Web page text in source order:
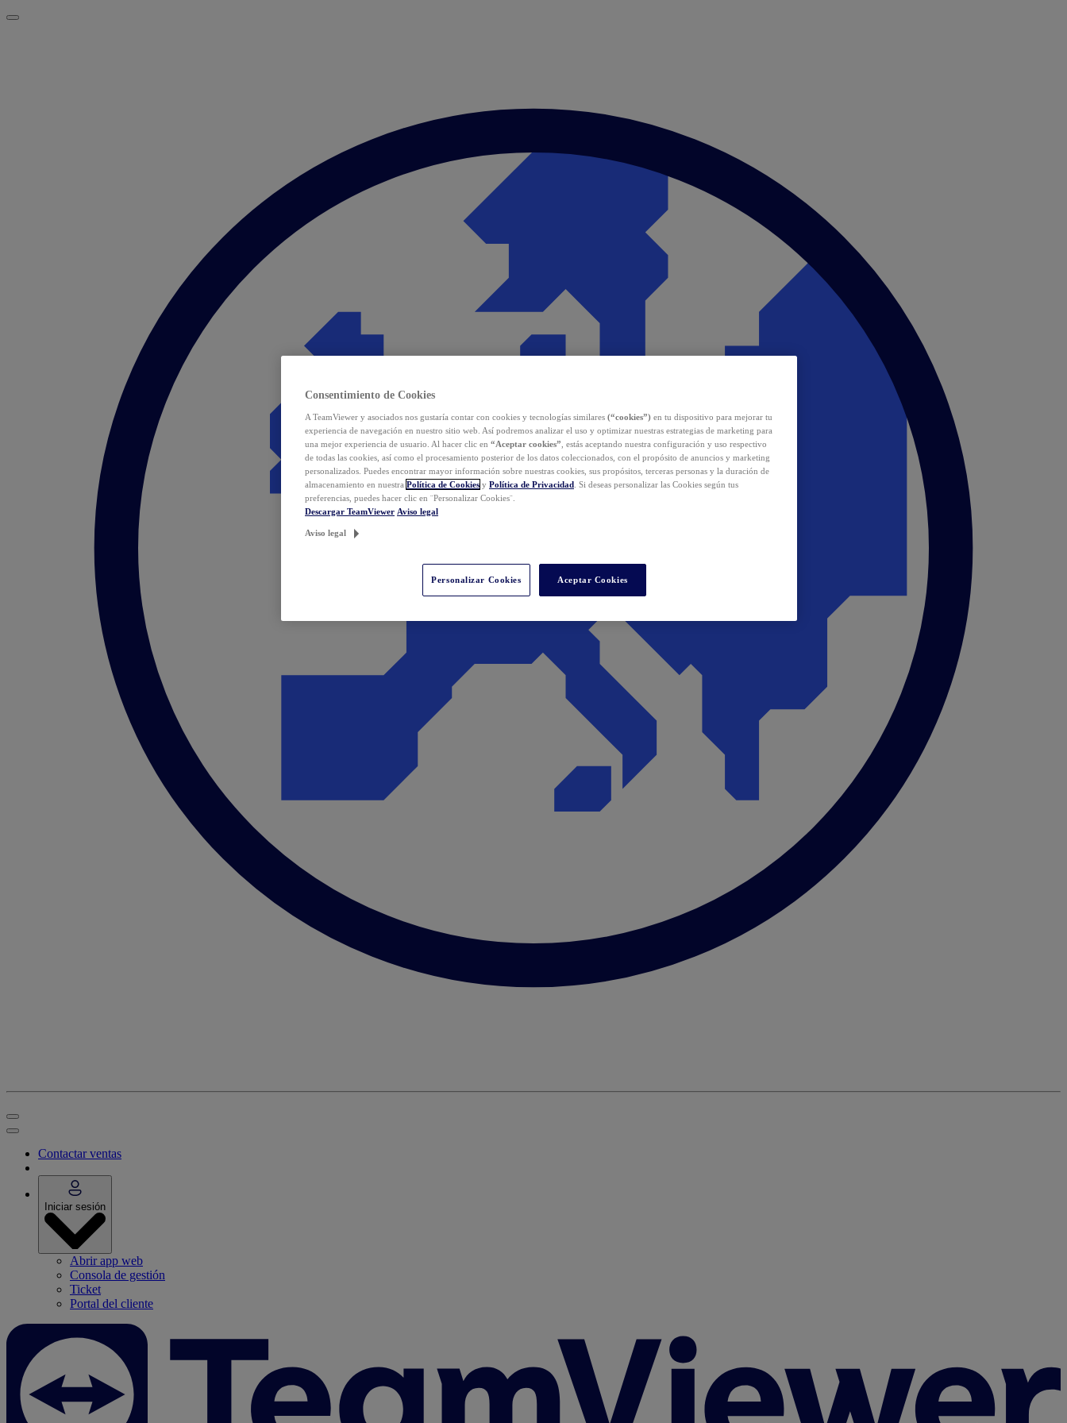
Contactar ventas
Iniciar sesión
Abrir app web
Consola de gestión
Ticket
Portal del cliente
Consentimiento de Cookies
A TeamViewer y asociados nos gustaría contar con cookies y tecnologías similares (“cookies”) en tu dispositivo para mejorar tu
experiencia de navegación en nuestro sitio web. Así podremos analizar el uso y optimizar nuestras estrategias de marketing para
una mejor experiencia de usuario. Al hacer clic en “Aceptar cookies” , estás aceptando nuestra configuración y uso respectivo
de todas las cookies, así como el procesamiento posterior de los datos coleccionados, con el propósito de anuncios y marketing
personalizados. Puedes encontrar mayor información sobre nuestras cookies, sus propósitos, terceras personas y la duración de
almacenamiento en nuestra Política de Cookies y Política de Privacidad . Si deseas personalizar las Cookies según tus
preferencias, puedes hacer clic en ¨Personalizar Cookies¨.
Descargar TeamViewer Aviso legal
Aviso legal
Personalizar Cookies Aceptar Cookies